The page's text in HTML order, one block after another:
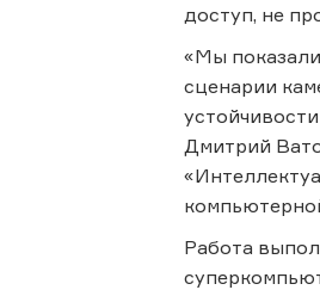
доступ, не
«Мы
сценарии
Дмитрий
Работа